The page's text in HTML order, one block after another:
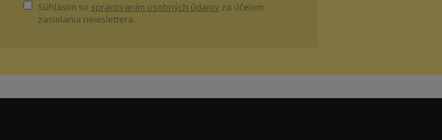
Súhlasím so spracovaním osobných údajov za účelom
zasielania newslettera.